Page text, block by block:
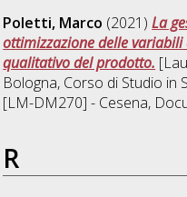
Poletti, Marco (2021)La
ottimizzazione delle
qualitativo del prodotto.
Bologna, Corso di Studio in
[LM-DM270] - Cesena,
R